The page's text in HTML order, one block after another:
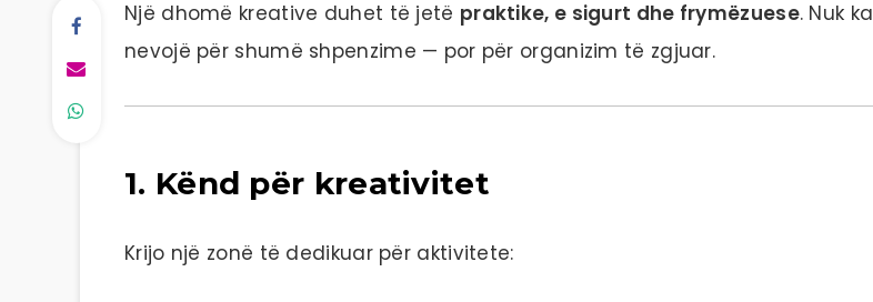
Një dhomë kreative duhet të jetë praktike, e sigurt dhe frymëzuese. Nuk ka
nevojë për shumë shpenzime — por për organizim të zgjuar.
1. Kënd për kreativitet
Krijo një zonë të dedikuar për aktivitete: